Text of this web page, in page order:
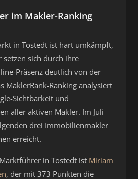
im Makler-Ranking
in Tostedt ist hart umkämpft,
setzen sich durch ihre
Präsenz deutlich von der
MaklerRank-Ranking analysiert
Sichtbarkeit und
aller aktiven Makler. Im Juli
drei Immobilienmakler
erreicht.
in Tostedt ist Miriam
, der mit 373 Punkten die